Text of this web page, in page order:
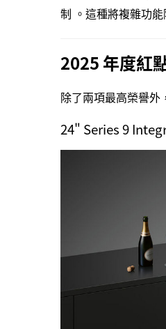
制 。這種將複雜功
2025 年度紅
除了兩項最高榮譽外
24" Series 9